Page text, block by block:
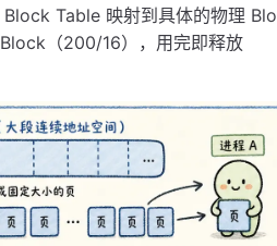
Table 映射到具体的物理
（200/16），用完即释放